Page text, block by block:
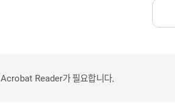
Acrobat Reader가 필요합니다.